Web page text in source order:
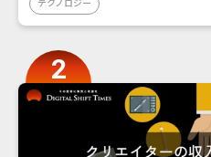
テクノロジー